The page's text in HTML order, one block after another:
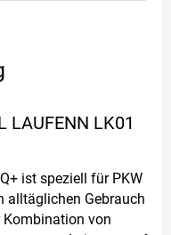
LAUFENN LK01
ist speziell für PKW
alltäglichen Gebrauch
Kombination von